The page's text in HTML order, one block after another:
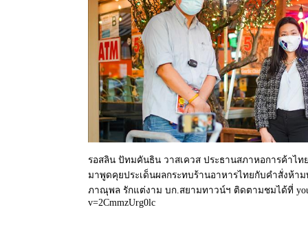
รอสลิน ปัทมคันธิน วาสเควส ประธานสภาหอการค้าไท
มาพูดคุยประเด็นผลกระทบร้านอาหารไทยกับคำสั่งห้า
ภาณุพล รักแต่งาม บก.สยามทาวน์ฯ ติดตามชมได้ที่
v=2CmmzUrg0lc